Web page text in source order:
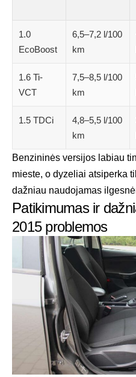
1.0
EcoBoost
6,5–7,2 l/100
km
1.6 Ti-
VCT
7,5–8,5 l/100
km
1.5 TDCi
4,8–5,5 l/100
km
Benzininės versijos labiau
mieste, o dyzeliai atsiperka
dažniau naudojamas
Patikimumas ir
2015 problemos